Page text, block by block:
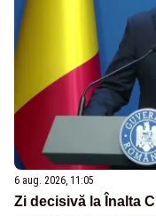
6 aug. 2026, 11:05
Zi decisivă la Înalta